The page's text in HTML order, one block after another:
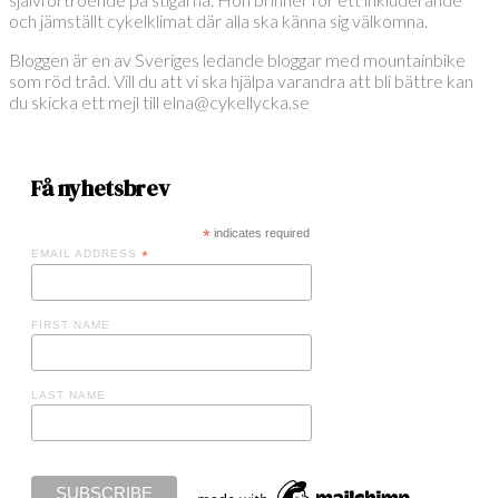
och jämställt cykelklimat där alla ska känna sig välkomna.
Bloggen är en av Sveriges ledande bloggar med mountainbike
som röd tråd. Vill du att vi ska hjälpa varandra att bli bättre kan
du skicka ett mejl till elna@cykellycka.se
Få nyhetsbrev
*indicates required
EMAIL ADDRESS *
FIRST NAME
LAST NAME